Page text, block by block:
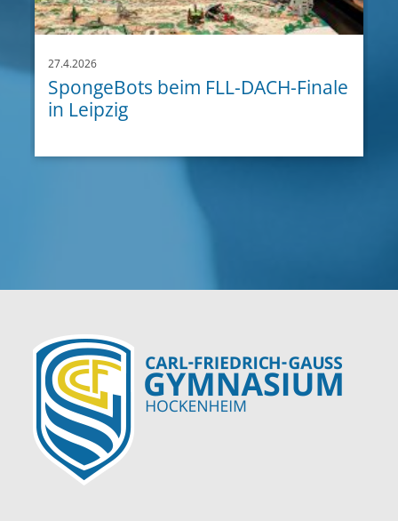
27.4.2026
SpongeBots beim FLL-DACH-Finale
in Leipzig